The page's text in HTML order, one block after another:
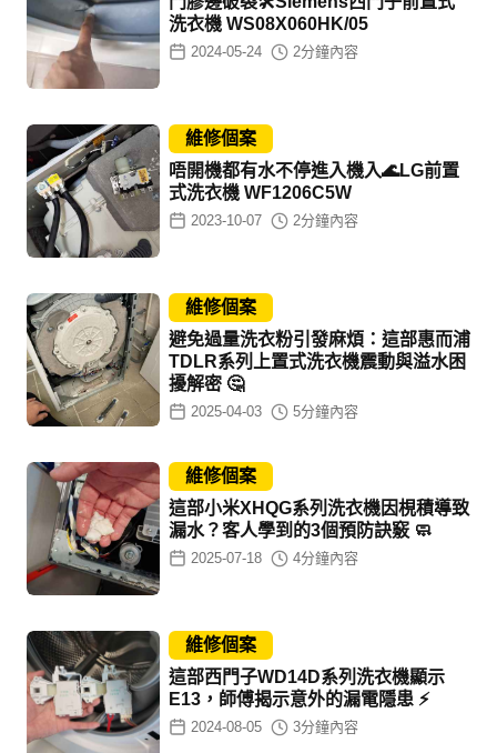
洗衣機 WS08X060HK/05
2024-05-24 2分鐘內容
維修個案
唔開機都有水不停進入機入🌊LG前置
式洗衣機 WF1206C5W
2023-10-07 2分鐘內容
維修個案
避免過量洗衣粉引發麻煩：這部惠而浦
TDLR系列上置式洗衣機震動與溢水困
擾解密 🤔
2025-04-03 5分鐘內容
維修個案
這部小米XHQG系列洗衣機因梘積導致
漏水？客人學到的3個預防訣竅 🧼
2025-07-18 4分鐘內容
維修個案
這部西門子WD14D系列洗衣機顯示
E13，師傅揭示意外的漏電隱患 ⚡
2024-08-05 3分鐘內容